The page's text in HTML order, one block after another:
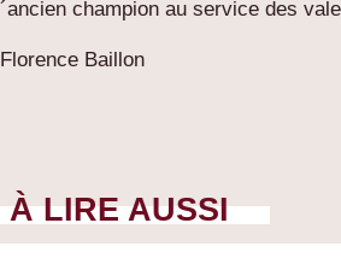
´ancien champion au service des
Florence Baillon
À LIRE AUSSI